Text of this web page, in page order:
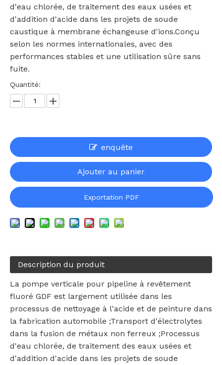
d'eau chlorée, de traitement des eaux usées et
d'addition d'acide dans les projets de soude
caustique à membrane échangeuse d'ions.Conçu
selon les normes internationales, avec des
performances stables et une utilisation sûre sans
fuite.
Quantité:
enquête
Ajouter au panier
Exportation PDF
Description du produit
La pompe verticale pour pipeline à revêtement
fluoré GDF est largement utilisée dans les
processus de nettoyage à l'acide et de peinture dans
la fabrication automobile ;Transport d'électrolytes
dans la fusion de métaux non ferreux ;Processus
d'eau chlorée, de traitement des eaux usées et
d'addition d'acide dans les projets de soude